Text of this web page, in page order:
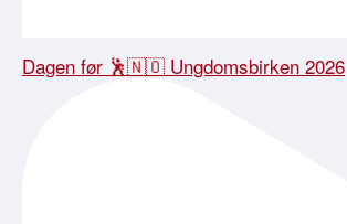
Dagen før 🕺🇳🇴 Ungdomsbirken 2026